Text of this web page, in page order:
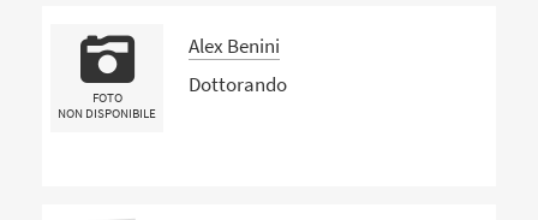
FOTO
NON DISPONIBILE
Alex Benini
Dottorando